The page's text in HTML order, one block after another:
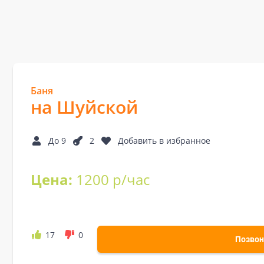
Баня
на Шуйской
До 9 2 Добавить в избранное
Цена: 1200 р/час
17 0